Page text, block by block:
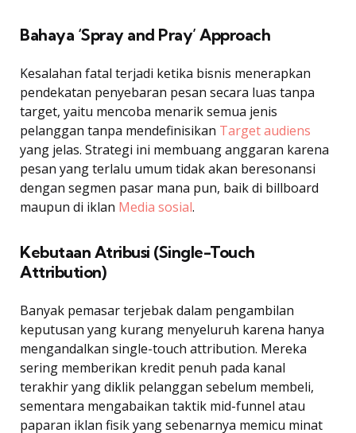
Bahaya ‘Spray and Pray’ Approach
Kesalahan fatal terjadi ketika bisnis menerapkan
pendekatan penyebaran pesan secara luas tanpa
target, yaitu mencoba menarik semua jenis
pelanggan tanpa mendefinisikan Target audiens
yang jelas. Strategi ini membuang anggaran karena
pesan yang terlalu umum tidak akan beresonansi
dengan segmen pasar mana pun, baik di billboard
maupun di iklan Media sosial.
Kebutaan Atribusi (Single-Touch
Attribution)
Banyak pemasar terjebak dalam pengambilan
keputusan yang kurang menyeluruh karena hanya
mengandalkan single-touch attribution. Mereka
sering memberikan kredit penuh pada kanal
terakhir yang diklik pelanggan sebelum membeli,
sementara mengabaikan taktik mid-funnel atau
paparan iklan fisik yang sebenarnya memicu minat